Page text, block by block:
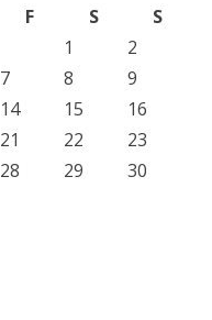
F S
S
1
2
7 8
9
14 15
16
21 22
23
28 29
30